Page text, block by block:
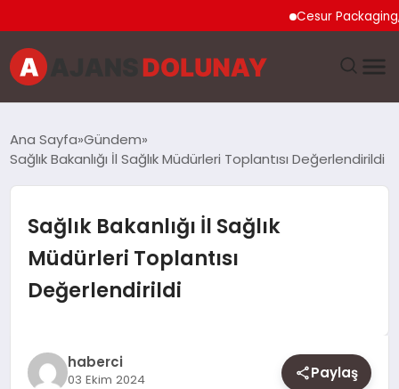
Cesur Packaging,
EĞITIM
EKONOMI
GENEL
GÜNCEL
MAGAZIN
Ana Sayfa Gündem
Sağlık Bakanlığı İl Sağlık Müdürleri Toplantısı Değerlendirildi
Sağlık Bakanlığı İl Sağlık
Müdürleri Toplantısı
Değerlendirildi
haberci
03 Ekim 2024 Paylaş